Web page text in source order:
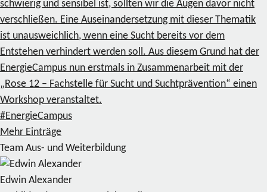
schwierig und sensibel ist, sollten wir die Augen davor nicht
verschließen. Eine Auseinandersetzung mit dieser Thematik
ist unausweichlich, wenn eine Sucht bereits vor dem
Entstehen verhindert werden soll. Aus diesem Grund hat der
EnergieCampus nun erstmals in Zusammenarbeit mit der
„Rose 12 – Fachstelle für Sucht und Suchtprävention“ einen
Workshop veranstaltet.
#EnergieCampus
Mehr Einträge
Team Aus- und Weiterbildung
Edwin Alexander